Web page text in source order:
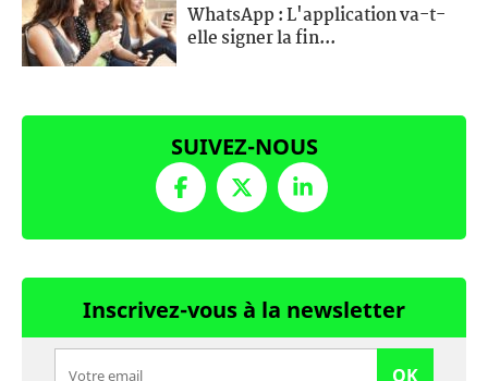
WhatsApp : L'application va-t-
elle signer la fin...
SUIVEZ-NOUS
Inscrivez-vous à la newsletter
OK